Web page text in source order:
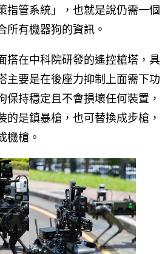
指管系統」，也就是說仍需一個
所有機器狗的資訊。
搭在中科院研發的遙控槍塔，具
主要是在後座力抑制上面需下功
保持穩定且不會損壞任何裝置，
的是鎮暴槍，也可替換成步槍，
機槍。